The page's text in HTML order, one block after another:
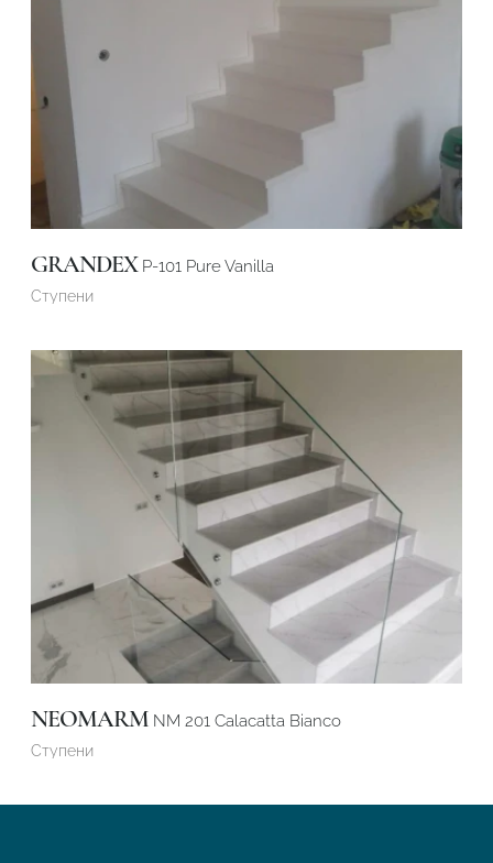
GRANDEX P-101 Pure Vanilla
Ступени
NEOMARM NM 201 Calacatta Bianco
Ступени
ОТПРАВИТЬ ЗАЯВКУ
Подтвердите, что вы не робот
ОТПРАВИТЬ ПРОЕКТ
Подтвердите, что вы не робот